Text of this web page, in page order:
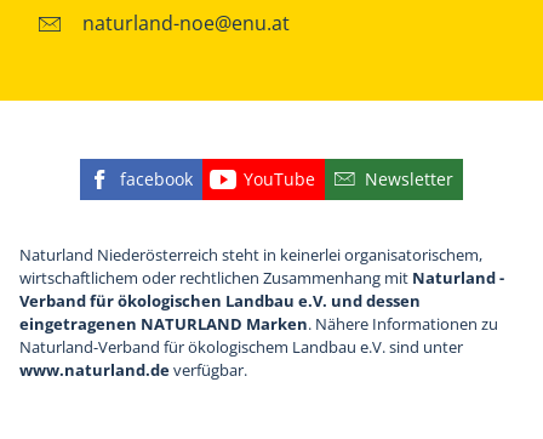
naturland-noe@enu.at
Finden Sie die eNu auf Facebook
facebook Besuchen Sie den
YouTube Abonnieren Sie
Newsletter
Naturland Niederösterreich steht in keinerlei organisatorischem,
wirtschaftlichem oder rechtlichen Zusammenhang mit Naturland -
Verband für ökologischen Landbau e.V. und dessen
eingetragenen NATURLAND Marken. Nähere Informationen zu
Naturland-Verband für ökologischem Landbau e.V. sind unter
www.naturland.deverfügbar.